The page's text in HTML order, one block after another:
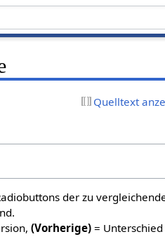
Quelltext
der zu
(Vorherige) =